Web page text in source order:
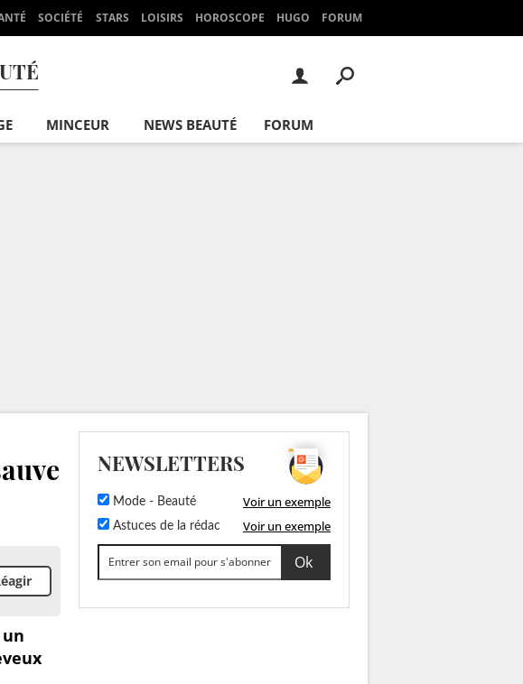
SOCIÉTÉ STARS LOISIRS HOROSCOPE HUGO FORUM
MINCEUR NEWS BEAUTÉ FORUM
NEWSLETTERS
Mode - Beauté Voir un exemple
Astuces de la rédac Voir un exemple